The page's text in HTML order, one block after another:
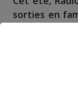
sorties en
Deux